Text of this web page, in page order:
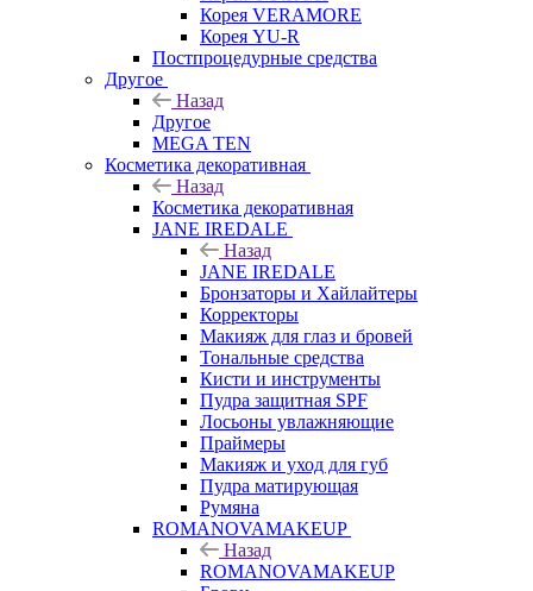
Корея VERAMORE
Корея YU-R
Постпроцедурные средства
Другое
Назад
Другое
MEGA TEN
Косметика декоративная
Назад
Косметика декоративная
JANE IREDALE
Назад
JANE IREDALE
Бронзаторы и Хайлайтеры
Корректоры
Макияж для глаз и бровей
Тональные средства
Кисти и инструменты
Пудра защитная SPF
Лосьоны увлажняющие
Праймеры
Макияж и уход для губ
Пудра матирующая
Румяна
ROMANOVAMAKEUP
Назад
ROMANOVAMAKEUP